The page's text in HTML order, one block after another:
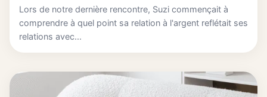
Lors de notre dernière rencontre, Suzi commençait à
comprendre à quel point sa relation à l'argent reflétait ses
relations avec...